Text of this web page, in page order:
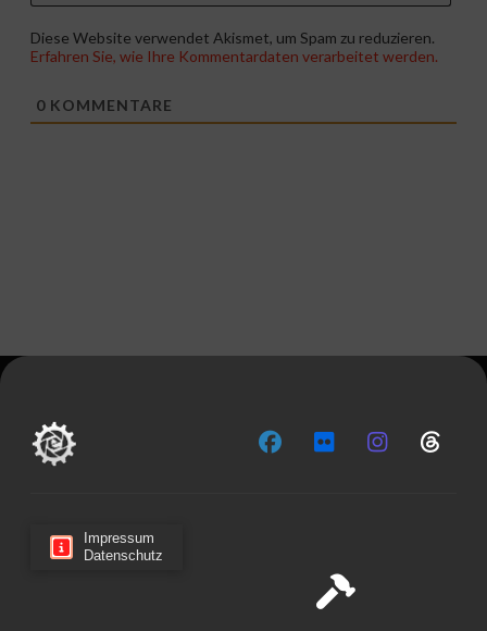
Cookie-Zustimmung verwalten
Diese Website verwendet Akismet, um Spam zu reduzieren.
Erfahren Sie, wie Ihre Kommentardaten verarbeitet werden.
0KOMMENTARE
Impressum
Datenschutz